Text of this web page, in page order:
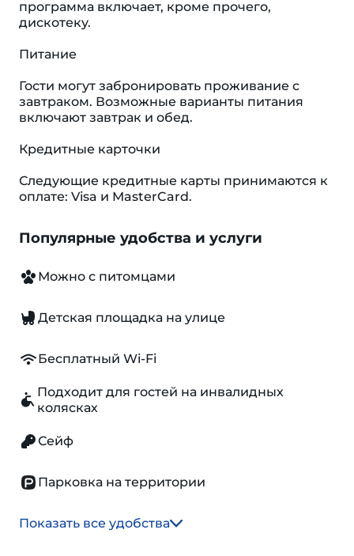
программа включает, кроме прочего,
дискотеку.
Питание
Гости могут забронировать проживание с
завтраком. Возможные варианты питания
включают завтрак и обед.
Кредитные карточки
Следующие кредитные карты принимаются к
оплате: Visa и MasterCard.
Популярные удобства и услуги
Можно с питомцами
Детская площадка на улице
Бесплатный Wi-Fi
Подходит для гостей на инвалидных
колясках
Сейф
Парковка на территории
Показать все удобства